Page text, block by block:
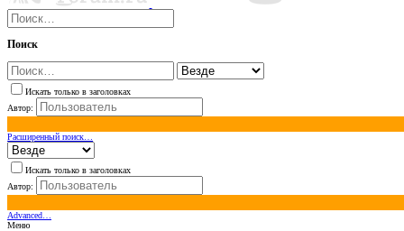
Поиск
Искать только в заголовках
Автор:
Расширенный поиск…
Искать только в заголовках
Автор:
Advanced…
Меню